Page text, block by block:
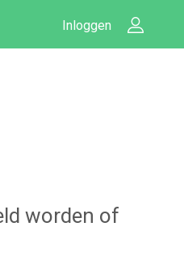
Inloggen
worden of